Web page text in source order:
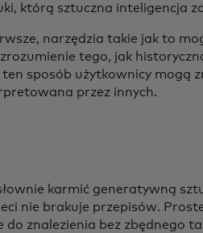
którą sztuczna inteligencja
narzędzia takie jak to
tego, jak
sposób użytkownicy mogą
przez innych.
karmić generatywną
nie brakuje przepisów.
znalezienia bez zbędnego